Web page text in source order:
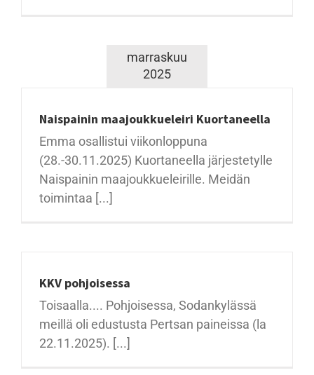
marraskuu
2025
Naispainin maajoukkueleiri Kuortaneella
Emma osallistui viikonloppuna
(28.-30.11.2025) Kuortaneella järjestetylle
Naispainin maajoukkueleirille. Meidän
toimintaa [...]
KKV pohjoisessa
Toisaalla.... Pohjoisessa, Sodankylässä
meillä oli edustusta Pertsan paineissa (la
22.11.2025). [...]